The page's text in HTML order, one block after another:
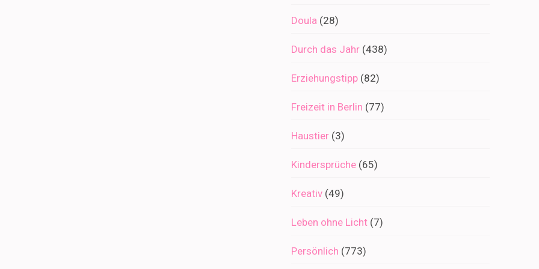
Doula (28)
Durch das Jahr (438)
Erziehungstipp (82)
Freizeit in Berlin (77)
Haustier (3)
Kindersprüche (65)
Kreativ (49)
Leben ohne Licht (7)
Persönlich (773)